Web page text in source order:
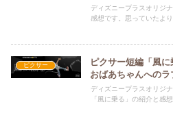
ディズニープラスオリジ
感想です。思っていたよ
ピクサー
ピクサー短編「風
おばあちゃんへのラ
ディズニープラスオリジ
「風に乗る」の紹介と感